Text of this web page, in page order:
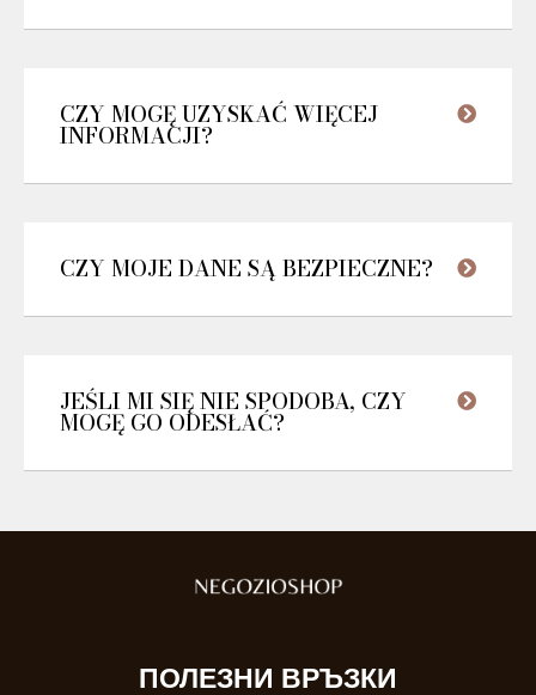
CZY MOGĘ UZYSKAĆ WIĘCEJ
INFORMACJI?
CZY MOJE DANE SĄ BEZPIECZNE?
JEŚLI MI SIĘ NIE SPODOBA, CZY
MOGĘ GO ODESŁAĆ?
ПОЛЕЗНИ ВРЪЗКИ